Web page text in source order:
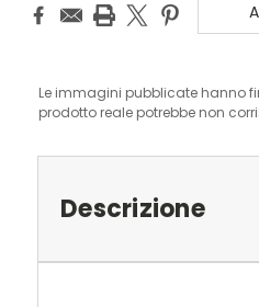
Le immagini pubblicate hanno
prodotto reale potrebbe non
Descrizione